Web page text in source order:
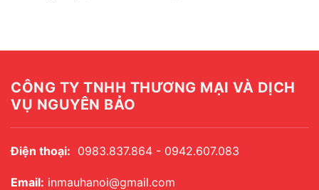
CÔNG TY TNHH THƯƠNG MẠI VÀ DỊCH
VỤ NGUYÊN BẢO
Điện thoại: 0983.837.864 - 0942.607.083
Email: inmauhanoi@gmail.com